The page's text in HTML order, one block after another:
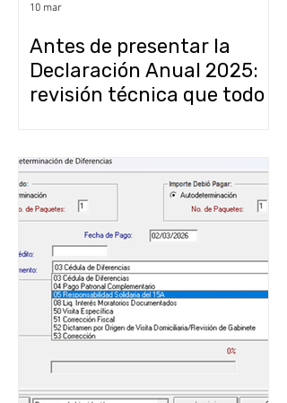
Antes de presentar la
Declaración Anual 2025:
revisión técnica que todo
10 mar